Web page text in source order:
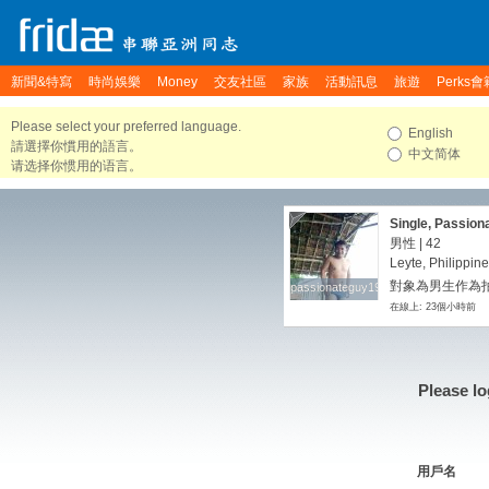
新聞&特寫 時尚娛樂 Money 交友社區 家族 活動訊息 旅遊 Perks會
Please select your preferred language.
請選擇你慣用的語言。
请选择你惯用的语言。
English
中文简体
passionateguy1983
passionateguy1983
Single,
男性 | 42
Leyte,
對象為男生作為
在線上: 23個小時前
Please
用戶名